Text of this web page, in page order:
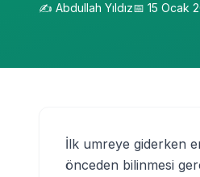
✍️ Abdullah Yıldız📅 15 Ocak
İlk umreye giderken
önceden bilinmesi